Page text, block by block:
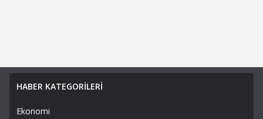
HABER KATEGORİLERİ
Ekonomi